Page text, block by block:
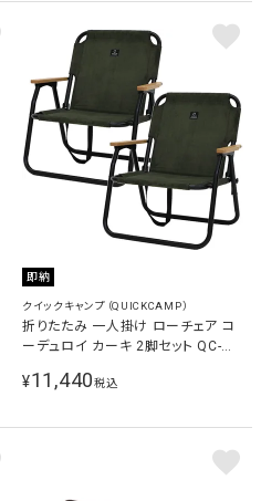
即納
クイックキャンプ（QUICKCAMP）
折りたたみ 一人掛け ローチェア コ
ーデュロイ カーキ 2脚セット QC-
¥11,440税込